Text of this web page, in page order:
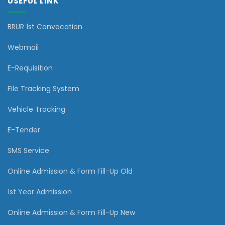
BRUR 1st Convocation
Webmail
E-Requisition
File Tracking System
Vehicle Tracking
E-Tender
SMS Service
Online Admission & Form Fill-Up Old
1st Year Admission
Online Admission & Form Fill-Up New